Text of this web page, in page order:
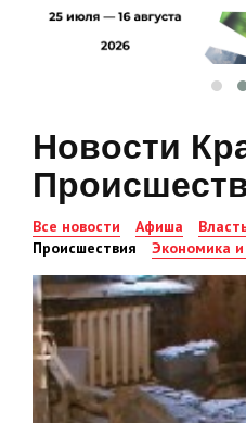
Новости
Все новости Афиша
Происшествия
Экономика и